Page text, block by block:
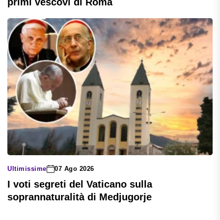
Ultimissime 07 Ago 2026
I voti segreti del Vaticano sulla
soprannaturalità di Medjugorje